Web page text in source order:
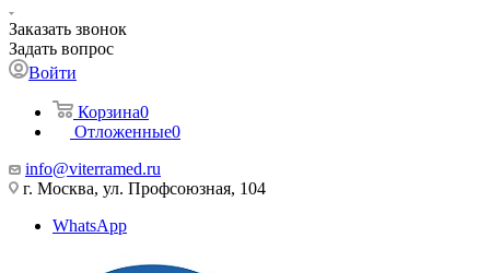
Заказать звонок
Задать вопрос
Войти
Корзина0
Отложенные0
info@viterramed.ru
г. Москва, ул. Профсоюзная, 104
WhatsApp